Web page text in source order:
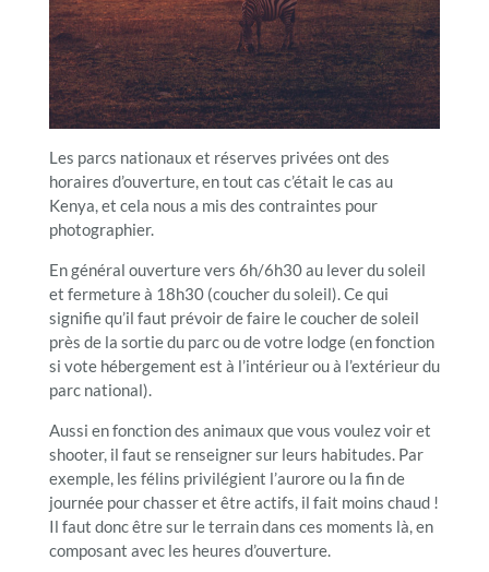
Les parcs nationaux et réserves privées ont des
horaires d’ouverture, en tout cas c’était le cas au
Kenya, et cela nous a mis des contraintes pour
photographier.
En général ouverture vers 6h/6h30 au lever du soleil
et fermeture à 18h30 (coucher du soleil). Ce qui
signifie qu’il faut prévoir de faire le coucher de soleil
près de la sortie du parc ou de votre lodge (en fonction
si vote hébergement est à l’intérieur ou à l’extérieur du
parc national).
Aussi en fonction des animaux que vous voulez voir et
shooter, il faut se renseigner sur leurs habitudes. Par
exemple, les félins privilégient l’aurore ou la fin de
journée pour chasser et être actifs, il fait moins chaud !
Il faut donc être sur le terrain dans ces moments là, en
composant avec les heures d’ouverture.